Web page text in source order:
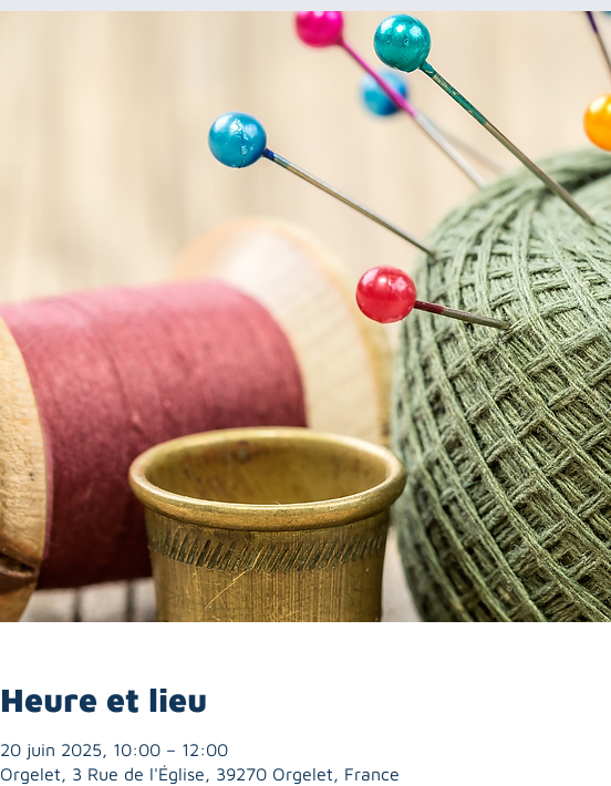
Heure et lieu
20 juin 2025, 10:00 – 12:00
Orgelet, 3 Rue de l'Église, 39270 Orgelet, France